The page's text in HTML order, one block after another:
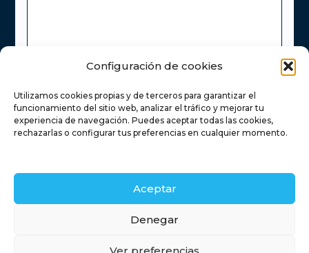
Configuración de cookies
Utilizamos cookies propias y de terceros para garantizar el
funcionamiento del sitio web, analizar el tráfico y mejorar tu
experiencia de navegación. Puedes aceptar todas las cookies,
rechazarlas o configurar tus preferencias en cualquier momento.
Aceptar
Denegar
Ver preferencias
He leído y acepto la Política de Privacidad
Enviar
Inicio Servicios inmobiliarios Financiación